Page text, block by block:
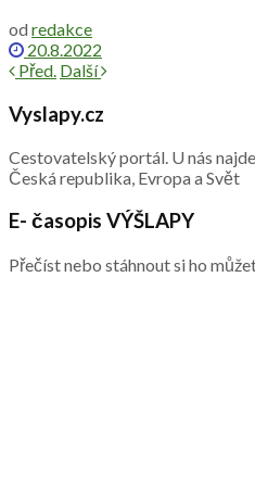
od redakce
20.8.2022
Před. Další
Vyslapy.cz
Cestovatelský portál. U nás
Česká republika, Evropa a Svět
E- časopis VÝŠLAPY
Přečíst nebo stáhnout si ho